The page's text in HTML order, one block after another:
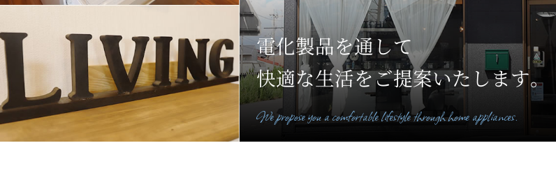
電化製品を通して
快適な生活をご提案いたします。
We propose you a comfortable lifestyle through home appliances.